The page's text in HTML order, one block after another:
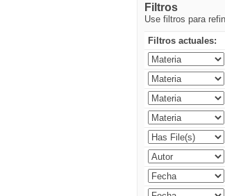
Filtros
Use filtros para
Filtros actuales: